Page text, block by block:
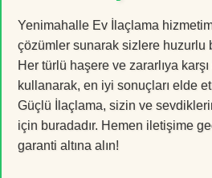
Yenimahalle Ev İlaçlama
çözümler sunarak sizlere huzurlu
Her türlü haşere ve zararlıya
kullanarak, en iyi sonuçları elde
Güçlü İlaçlama, sizin ve
için buradadır. Hemen iletişime
garanti altına alın!